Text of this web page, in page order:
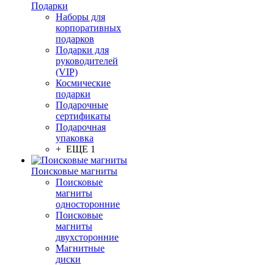
Подарки
Наборы для
корпоративных
подарков
Подарки для
руководителей
(VIP)
Космические
подарки
Подарочные
сертификаты
Подарочная
упаковка
+ ЕЩЕ 1
Поисковые магниты
Поисковые
магниты
односторонние
Поисковые
магниты
двухсторонние
Магнитные
диски